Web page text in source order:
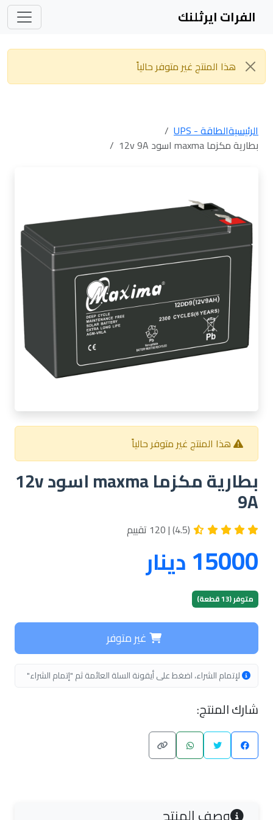
الفرات ايرثلنك
هذا المنتج غير متوفر حالياً
الرئيسيةالطاقة - UPS
بطارية مكزما maxma اسود 12v 9A
هذا المنتج غير متوفر حالياً
بطارية مكزما maxma اسود 12v
9A
(4.5) | 120 تقييم
15000دينار
متوفر (13 قطعة)
غير متوفر
لإتمام الشراء، اضغط على أيقونة السلة العائمة ثم "إتمام الشراء"
شارك المنتج: